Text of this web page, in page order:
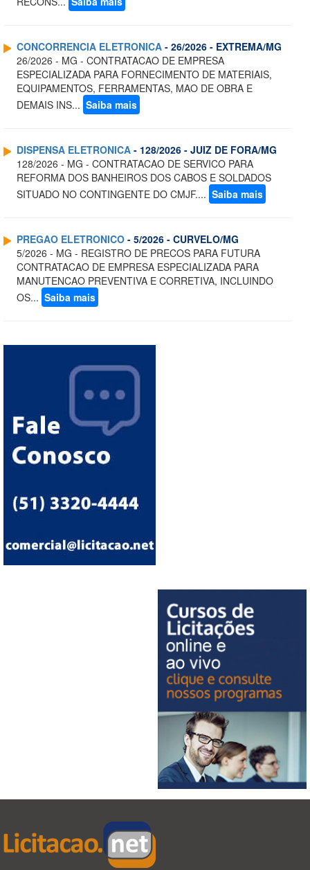
CONCORRENCIA ELETRONICA - 26/2026 - EXTREMA/MG
26/2026 - MG - CONTRATACAO DE EMPRESA
ESPECIALIZADA PARA FORNECIMENTO DE MATERIAIS,
EQUIPAMENTOS, FERRAMENTAS, MAO DE OBRA E
DEMAIS INS... Saiba mais
DISPENSA ELETRONICA - 128/2026 - JUIZ DE FORA/MG
128/2026 - MG - CONTRATACAO DE SERVICO PARA
REFORMA DOS BANHEIROS DOS CABOS E SOLDADOS
SITUADO NO CONTINGENTE DO CMJF.... Saiba mais
PREGAO ELETRONICO - 5/2026 - CURVELO/MG
5/2026 - MG - REGISTRO DE PRECOS PARA FUTURA
CONTRATACAO DE EMPRESA ESPECIALIZADA PARA
MANUTENCAO PREVENTIVA E CORRETIVA, INCLUINDO
OS... Saiba mais